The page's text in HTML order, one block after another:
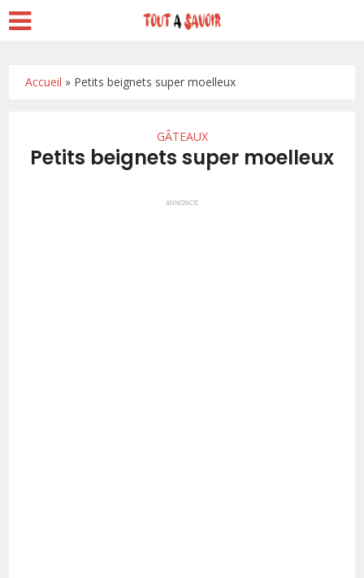
Accueil » Petits beignets super moelleux
GÂTEAUX
Petits beignets super moelleux
ANNONCE